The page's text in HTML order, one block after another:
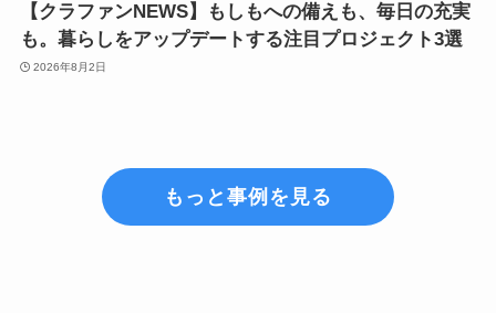
【クラファンNEWS】もしもへの備えも、毎日の充実
も。暮らしをアップデートする注目プロジェクト3選
2026年8月2日
もっと事例を見る